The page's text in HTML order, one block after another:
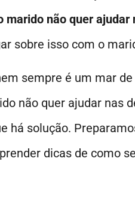
marido não quer ajudar
sobre isso com o
sempre é um mar
não quer ajudar nas
há solução.
dicas de como